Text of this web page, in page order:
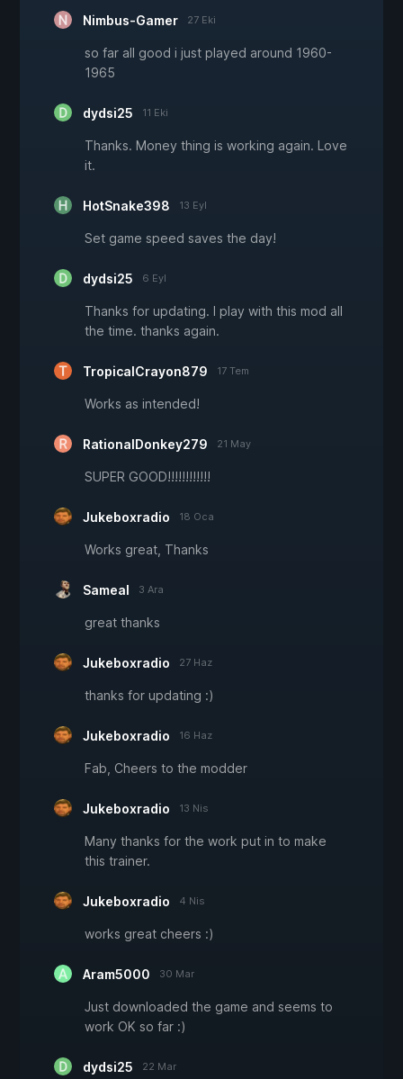
Nimbus-Gamer 27 Eki
so far all good i just played around 1960-
1965
dydsi25 11 Eki
Thanks. Money thing is working again. Love
it.
HotSnake398 13 Eyl
Set game speed saves the day!
dydsi25 6 Eyl
Thanks for updating. I play with this mod all
the time. thanks again.
TropicalCrayon879 17 Tem
Works as intended!
RationalDonkey279 21 May
SUPER GOOD!!!!!!!!!!!!
Jukeboxradio 18 Oca
Works great, Thanks
Sameal 3 Ara
great thanks
Jukeboxradio 27 Haz
thanks for updating :)
Jukeboxradio 16 Haz
Fab, Cheers to the modder
Jukeboxradio 13 Nis
Many thanks for the work put in to make
this trainer.
Jukeboxradio 4 Nis
works great cheers :)
Aram5000 30 Mar
Just downloaded the game and seems to
work OK so far :)
dydsi25 22 Mar